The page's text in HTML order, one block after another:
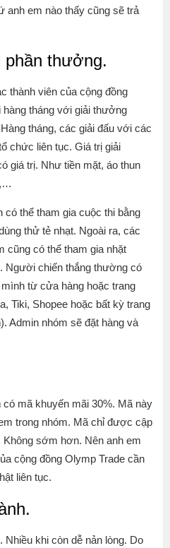
anh em nào thấy cũng sẽ trả
phần thưởng.
thành viên của cộng đồng
tháng với giải thưởng
tháng, các giải đấu với các
chức liên tục. Giá trị giải
giá trị. Như tiền mặt, áo thun
thể tham gia cuộc thi bằng
thử tẻ nhạt. Ngoài ra, các
cũng có thể tham gia nhặt
Người chiến thắng thường có
từ cửa hàng hoặc trang
Tiki, Shopee hoặc bất kỳ trang
Admin nhóm sẽ đặt hàng và
có mã khuyến mãi 30%. Mã này
trong nhóm. Mã chỉ được cập
sớm hơn. Nên anh em
cộng đồng Olymp Trade cần
liên tục.
Nhiều khi còn dễ nản lòng. Do